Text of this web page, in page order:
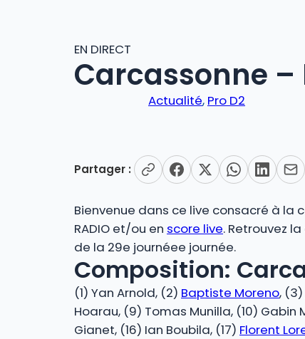
EN DIRECT
Carcassonne –
Actualité, Pro D2
Partager :
Bienvenue dans ce live consacré à la
RADIO et/ou en score live. Retrouvez
de la 29e journéee journée.
Composition:
(1) Yan Arnold, (2) Baptiste Moreno, (3)
Hoarau, (9) Tomas Munilla, (10) Gabin
Gianet, (16) Ian Boubila, (17) Florent